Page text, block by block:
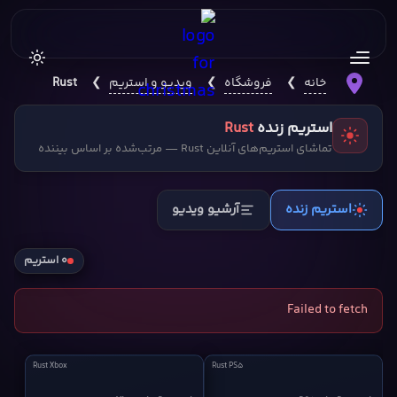
خانه ❯ فروشگاه ❯ ویدیو و استریم ❯
Rust
استریم زندهRust
تماشای استریم‌های آنلاین Rust — مرتب‌شده بر اساس بیننده
استریم زنده آرشیو ویدیو
۰ استریم
Failed to fetch
Rust
Rust PS5
Rust
Rust Xbox